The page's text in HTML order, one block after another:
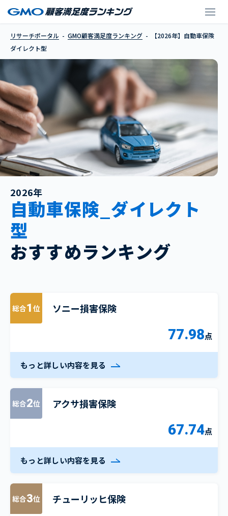
【2026年】自動車保険
リサーチポータル GMO顧客満足度ランキング
【2026年】自動車保険
ダイレクト型
2026年
自動車保険_ダイレクト
型
おすすめランキング
総合1 位 ソニー損害保険
77.98点
もっと詳しい内容を見る
総合2位 アクサ損害保険
67.74点
もっと詳しい内容を見る
総合3位 チューリッヒ保険